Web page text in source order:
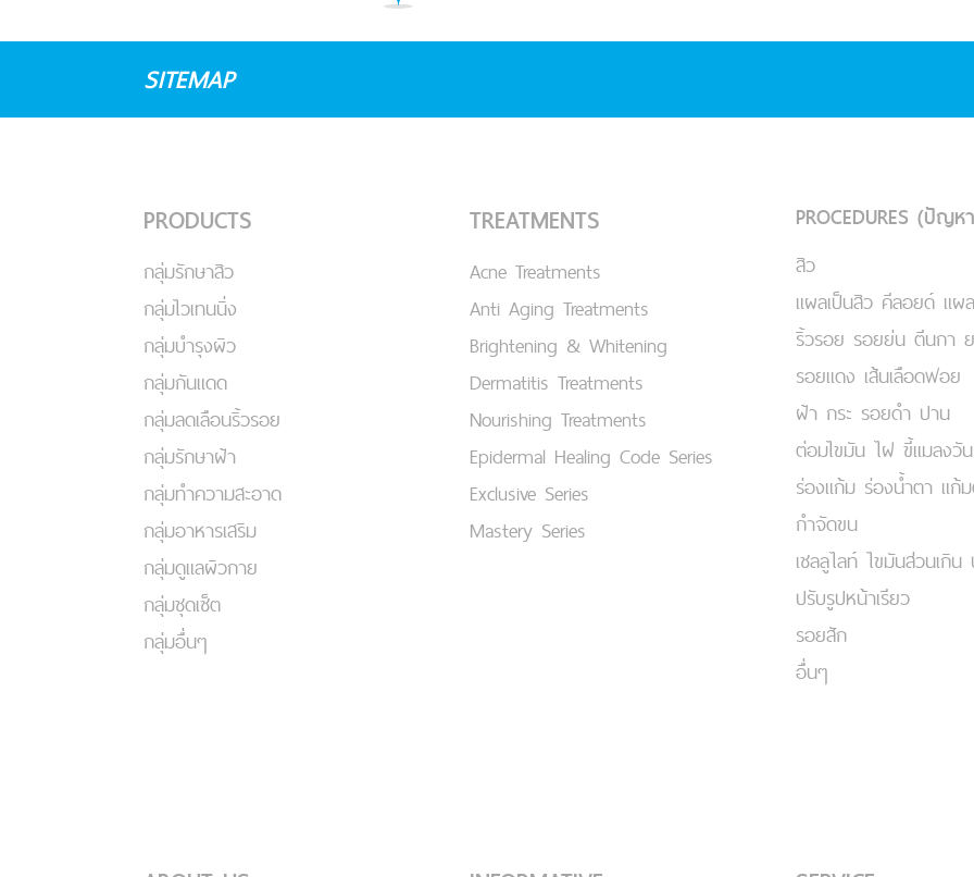
SITEMAP
PRODUCTS
กลุ่มรักษาสิว
กลุ่มไวเทนนิ่ง
กลุ่มบำรุงผิว
กลุ่มกันแดด
กลุ่มลดเลือนริ้วรอย
กลุ่มรักษาฝ้า
กลุ่มทำความสะอาด
กลุ่มอาหารเสริม
กลุ่มดูแลผิวกาย
กลุ่มชุดเซ็ต
กลุ่มอื่นๆ
TREATMENTS
Acne Treatments
Anti Aging Treatments
Brightening & Whitening
Dermatitis Treatments
Nourishing Treatments
Epidermal Healing Code Series
Exclusive Series
Mastery Series
PROCEDURES (ปัญห
สิว
แผลเป็นสิว คีลอยด์ แผ
ริ้วรอย รอยย่น ตีนกา
รอยแดง เส้นเลือดฟอย
ฝ้า กระ รอยดำ ปาน
ต่อมไขมัน ไฝ ขี้แมลงวั
ร่องแก้ม ร่องน้ำตา แก้
กำจัดขน
เชลลูไลท์ ไขมันส่วนเกิน
ปรับรูปหน้าเรียว
รอยสัก
อื่นๆ